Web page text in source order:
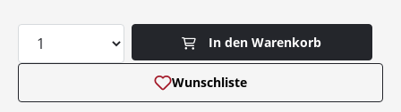
Produkt Anzahl: Gib den gewünschten
In den Warenkorb
Wunschliste